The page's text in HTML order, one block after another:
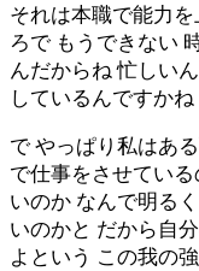
それは本職で能力
ろで もうできない
んだからね 忙しい
しているんですかね
で やっぱり私はあ
で仕事をさせてい
いのか なんで明る
いのかと だから自
よという この我の